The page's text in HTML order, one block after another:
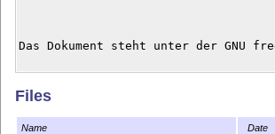
Das Dokument steht unter der GNU
Aenderungsvorschlaege und
Files
Name Date